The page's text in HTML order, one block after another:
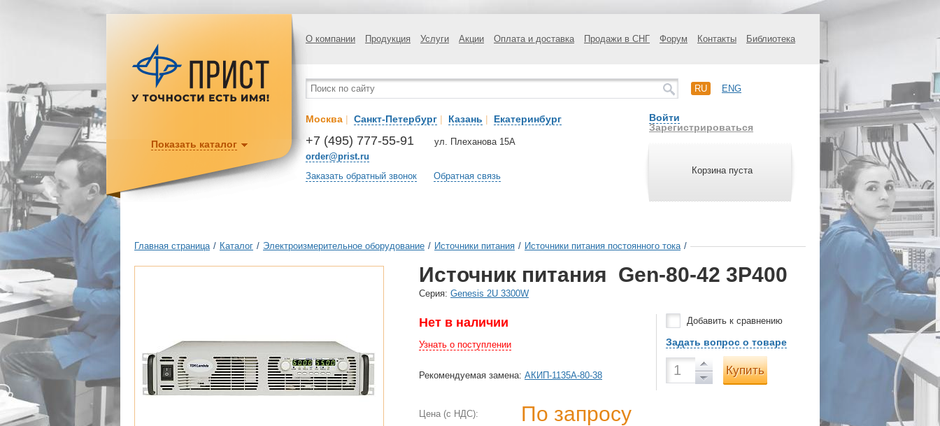
О компании Продукция Услуги Акции Оплата и доставка Продажи в СНГ Форум Контакты Библиотека
RU ENG
Москва | Санкт-Петербург | Казань | Екатеринбург
+7 (495) 777-55-91
order@prist.ru
ул. Плеханова 15А
Заказать обратный звонок Обратная связь
Войти
Зарегистрироваться
Корзина пуста
Показать каталог
Главная страница / Каталог / Электроизмерительное оборудование / Источники питания / Источники питания постоянного тока /
Источник питания Gen-80-42 3P400
Cерия: Genesis 2U 3300W
Нет в наличии
Узнать о поступлении
Рекомендуемая замена: АКИП-1135А-80-38
Цена (с НДС): По запросу
Добавить к сравнению
Задать вопрос о товаре
Купить